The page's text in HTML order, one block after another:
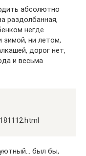
абсолютно
раздолбанная,
негде
зимой, ни летом,
дорог нет,
и весьма
был бы,